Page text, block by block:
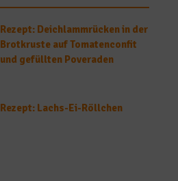
Rezept: Deichlammrücken in der
Brotkruste auf Tomatenconfit
und gefüllten Poveraden
Rezept: Lachs-Ei-Röllchen